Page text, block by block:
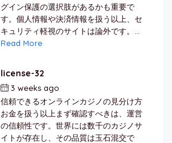
グイン保護の選択肢があるかも重要で
す。個人情報や決済情報を扱う以上、セ
キュリティ軽視のサイトは論外です。...
Read More
license-32
3 weeks ago
信頼できるオンラインカジノの見分け方
お金を扱う以上まず確認すべきは、運営
の信頼性です。世界には数千のカジノサ
イトが存在し、その品質は玉石混交で